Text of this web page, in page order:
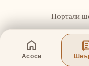
Асосӣ
Портали